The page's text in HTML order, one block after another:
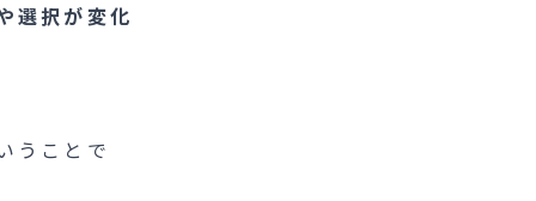
選択が変化
うことで